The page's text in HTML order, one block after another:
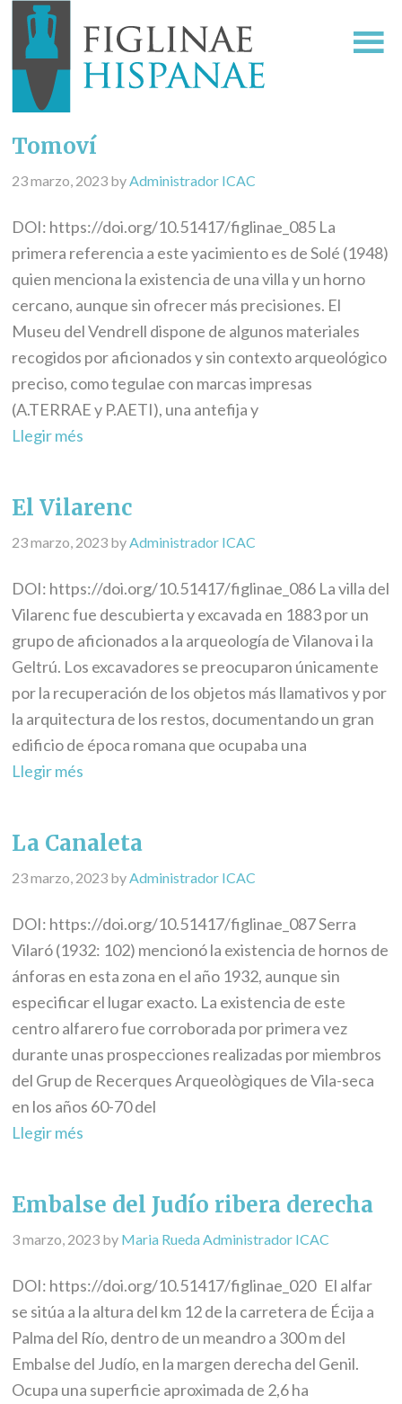
Tomoví
23 marzo, 2023 byAdministrador ICAC
DOI: https://doi.org/10.51417/figlinae_085 La
primera referencia a este yacimiento es de Solé (1948)
quien menciona la existencia de una villa y un horno
cercano, aunque sin ofrecer más precisiones. El
Museu del Vendrell dispone de algunos materiales
recogidos por aficionados y sin contexto arqueológico
preciso, como tegulae con marcas impresas
(A.TERRAE y P.AETI), una antefija y
Llegir més
El Vilarenc
23 marzo, 2023 byAdministrador ICAC
DOI: https://doi.org/10.51417/figlinae_086 La villa del
Vilarenc fue descubierta y excavada en 1883 por un
grupo de aficionados a la arqueología de Vilanova i la
Geltrú. Los excavadores se preocuparon únicamente
por la recuperación de los objetos más llamativos y por
la arquitectura de los restos, documentando un gran
edificio de época romana que ocupaba una
Llegir més
La Canaleta
23 marzo, 2023 byAdministrador ICAC
DOI: https://doi.org/10.51417/figlinae_087 Serra
Vilaró (1932: 102) mencionó la existencia de hornos de
ánforas en esta zona en el año 1932, aunque sin
especificar el lugar exacto. La existencia de este
centro alfarero fue corroborada por primera vez
durante unas prospecciones realizadas por miembros
del Grup de Recerques Arqueològiques de Vila-seca
en los años 60-70 del
Llegir més
Embalse del Judío ribera derecha
3 marzo, 2023 by Maria Rueda Administrador ICAC
DOI: https://doi.org/10.51417/figlinae_020 El alfar
se sitúa a la altura del km 12 de la carretera de Écija a
Palma del Río, dentro de un meandro a 300 m del
Embalse del Judío, en la margen derecha del Genil.
Ocupa una superficie aproximada de 2,6 ha